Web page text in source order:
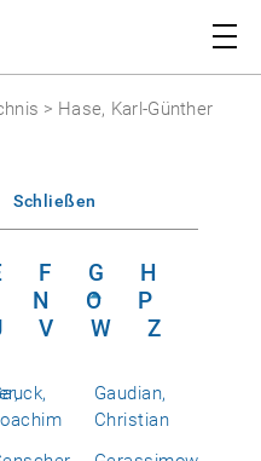
> Hase, Karl-Günther
Schließen
F G
H
N O
P
V W Z
Gaudian,
Christian